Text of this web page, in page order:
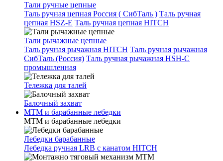
Тали ручные цепные
Таль ручная цепная Россия ( СибТаль ) Таль ручная
цепная HSZ-E Таль ручная цепная HITCH
Тали рычажные цепные
Таль ручная рычажная HITCH Таль ручная рычажная
СибТаль (Россия) Таль ручная рычажная HSH-C
промышленная
Тележка для талей
Балочный захват
МТМ и барабанные лебедки
МТМ и барабанные лебедки
Лебедки барабанные
Лебедка ручная LRB с канатом HITCH